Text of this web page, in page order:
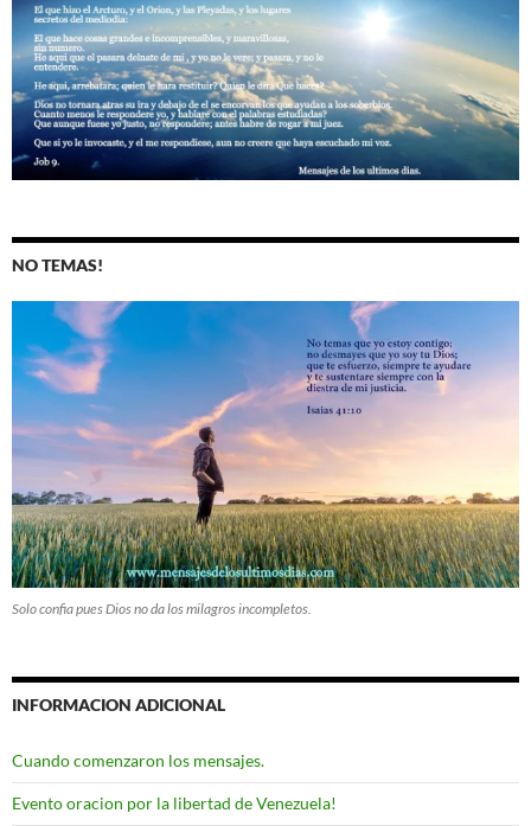
NO TEMAS!
Solo confia pues Dios no da los milagros incompletos.
INFORMACION ADICIONAL
Cuando comenzaron los mensajes.
Evento oracion por la libertad de Venezuela!